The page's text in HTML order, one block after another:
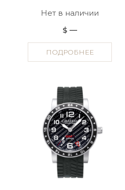
Нет в наличии
$ —
ПОДРОБНЕЕ